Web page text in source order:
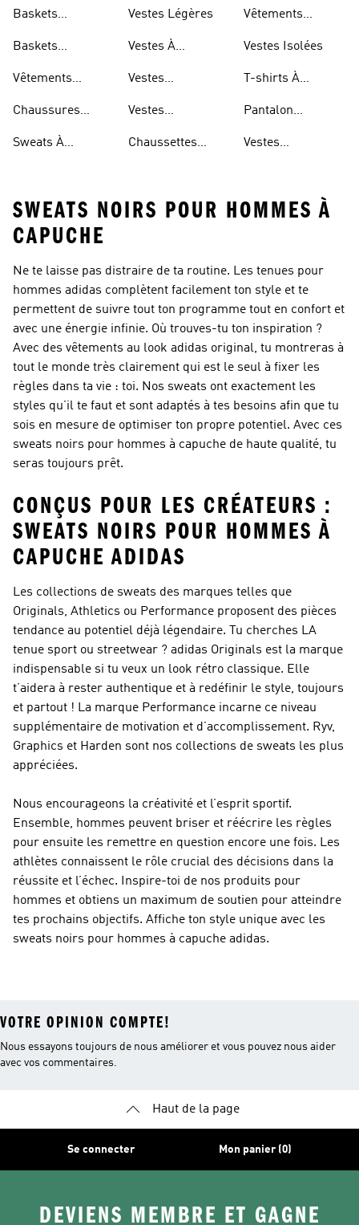
Femme
Baskets
Hommes
Baskets
Enfants
Vêtements
Chaussures
Sweats À
Vestes Légères
Vestes À
Vestes
Pour Hommes
Vestes
Pour Femmes
Chaussettes
Vêtements
Vestes Isolées
T-shirts À
Pantalon
Vestes
SWEATS NOIRS POUR HOMMES À
CAPUCHE
Ne te laisse pas distraire de ta routine. Les tenues pour
hommes adidas complètent facilement ton style et te
permettent de suivre tout ton programme tout en confort et
avec une énergie infinie. Où trouves-tu ton inspiration ?
Avec des vêtements au look adidas original, tu montreras à
tout le monde très clairement qui est le seul à fixer les
règles dans ta vie : toi. Nos sweats ont exactement les
styles qu’il te faut et sont adaptés à tes besoins afin que tu
sois en mesure de optimiser ton propre potentiel. Avec ces
sweats noirs pour hommes à capuche de haute qualité, tu
seras toujours prêt.
CONÇUS POUR LES CRÉATEURS :
SWEATS NOIRS POUR HOMMES À
CAPUCHE ADIDAS
Les collections de sweats des marques telles que
Originals, Athletics ou Performance proposent des pièces
tendance au potentiel déjà légendaire. Tu cherches LA
tenue sport ou streetwear ? adidas Originals est la marque
indispensable si tu veux un look rétro classique. Elle
t’aidera à rester authentique et à redéfinir le style, toujours
et partout ! La marque Performance incarne ce niveau
supplémentaire de motivation et d’accomplissement. Ryv,
Graphics et Harden sont nos collections de sweats les plus
appréciées.
Nous encourageons la créativité et l’esprit sportif.
Ensemble, hommes peuvent briser et réécrire les règles
pour ensuite les remettre en question encore une fois. Les
athlètes connaissent le rôle crucial des décisions dans la
réussite et l’échec. Inspire-toi de nos produits pour
hommes et obtiens un maximum de soutien pour atteindre
tes prochains objectifs. Affiche ton style unique avec les
sweats noirs pour hommes à capuche adidas.
VOTRE OPINION COMPTE!
Nous essayons toujours de nous améliorer et vous pouvez nous aider
avec vos commentaires.
Haut de la page
Se connecter Mon panier (0)
DEVIENS MEMBRE ET GAGNE